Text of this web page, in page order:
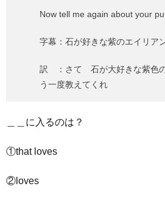
Now tell me again about your
字幕：石が好きな紫のエイリア
訳 ：さて 石が大好きな紫色
う一度教えてくれ
＿＿に入るのは？
①that loves
②loves